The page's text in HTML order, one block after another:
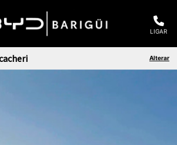
LIGAR
Alterar